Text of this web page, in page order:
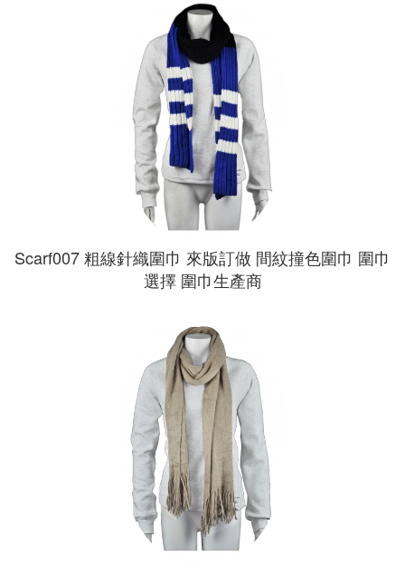
Scarf007 粗線針織圍巾 來版訂做 間紋撞色圍巾 圍巾
選擇 圍巾生產商